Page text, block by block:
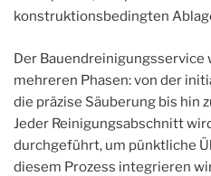
konstruktionsbedingten
Der
mehreren Phasen: von der
die präzise Säuberung bis hin
Jeder Reinigungsabschnitt
durchgeführt, um pünktliche
diesem Prozess integrieren